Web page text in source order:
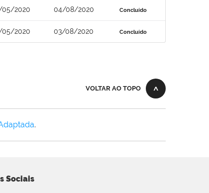
2020 04/08/2020 Concluído
2020 03/08/2020 Concluído
VOLTAR AO TOPO
.
Sociais